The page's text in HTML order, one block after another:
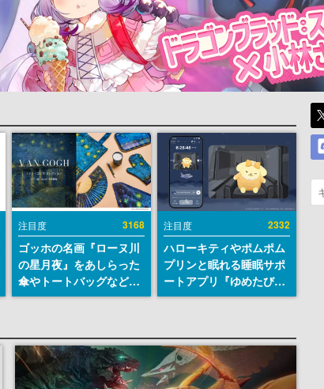
注目度 3168
ゴッホの名画『ローヌ川
の星月夜』をあしらった
傘やトートバッグなどが
登場。8月7日21時より2
注目度 2332
ハローキティやポムポム
プリンと眠れる睡眠サポ
ートアプリ『ゆめたび』
が配信中。キャラごとの